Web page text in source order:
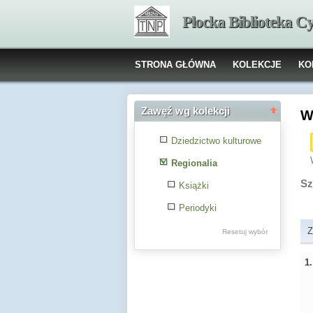
Płocka Biblioteka
STRONA GŁÓWNA KOLEKCJE
Zawęź wg kolekcji
Dziedzictwo kulturowe
Regionalia
Książki
Periodyki
Resetuj wybór
1.